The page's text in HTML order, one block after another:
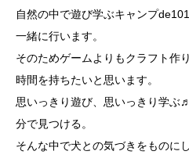
自然の中で遊び学ぶキャンプ
一緒に行います。
そのためゲームよりもクラフト作
時間を持ちたいと思います。
思いっきり遊び、思いっきり学ぶ
分で見つける。
そんな中で犬との気づきをものに